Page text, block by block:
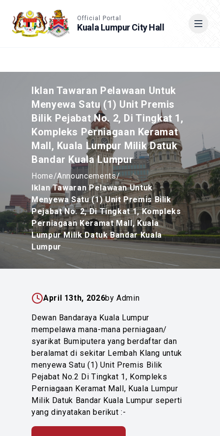
Official Portal
Kuala Lumpur City Hall
Iklan Tawaran Pelawaan Untuk
Menyewa Satu (1) Unit Premis
Bilik Pejabat No. 2, Di Tingkat 1,
Kompleks Perniagaan Keramat
Mall, Kuala Lumpur Milik Datuk
Bandar Kuala Lumpur
Home/Announcements/
Iklan Tawaran Pelawaan Untuk
Menyewa Satu (1) Unit Premis Bilik
Pejabat No. 2, Di Tingkat 1, Kompleks
Perniagaan Keramat Mall, Kuala
Lumpur Milik Datuk Bandar Kuala
Lumpur
April 13th, 2026by Admin
Dewan Bandaraya Kuala Lumpur
mempelawa mana-mana perniagaan/
syarikat Bumiputera yang berdaftar dan
beralamat di sekitar Lembah Klang untuk
menyewa Satu (1) Unit Premis Bilik
Pejabat No.2 Di Tingkat 1, Kompleks
Perniagaan Keramat Mall, Kuala Lumpur
Milik Datuk Bandar Kuala Lumpur seperti
yang dinyatakan berikut :-